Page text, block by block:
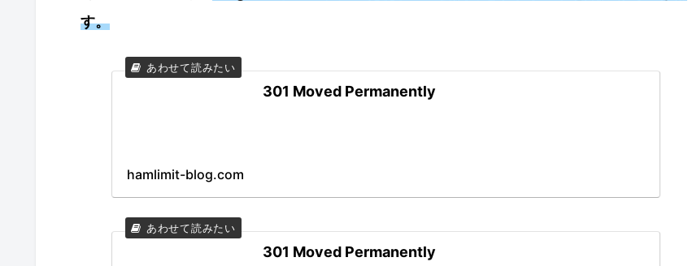
す。
301 Moved Permanently
hamlimit-blog.com
301 Moved Permanently